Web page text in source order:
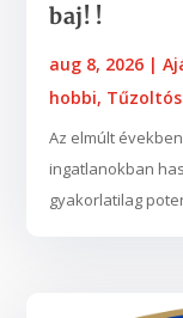
baj! !
aug 8, 2026 |
hobbi,
Az elmúlt
ingatlanokban
gyakorlatilag